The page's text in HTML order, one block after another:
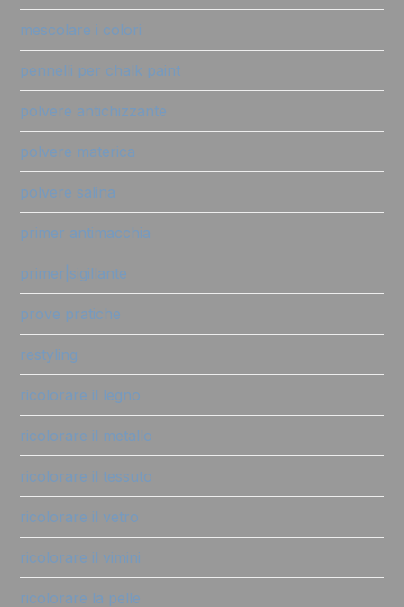
mescolare i colori
pennelli per chalk paint
polvere antichizzante
polvere materica
polvere salina
primer antimacchia
primer|sigillante
prove pratiche
restyling
ricolorare il legno
ricolorare il metallo
ricolorare il tessuto
ricolorare il vetro
ricolorare il vimini
ricolorare la pelle